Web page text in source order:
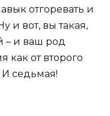
отгоревать и
и вот, вы такая,
– и ваш род
как от второго
И седьмая!